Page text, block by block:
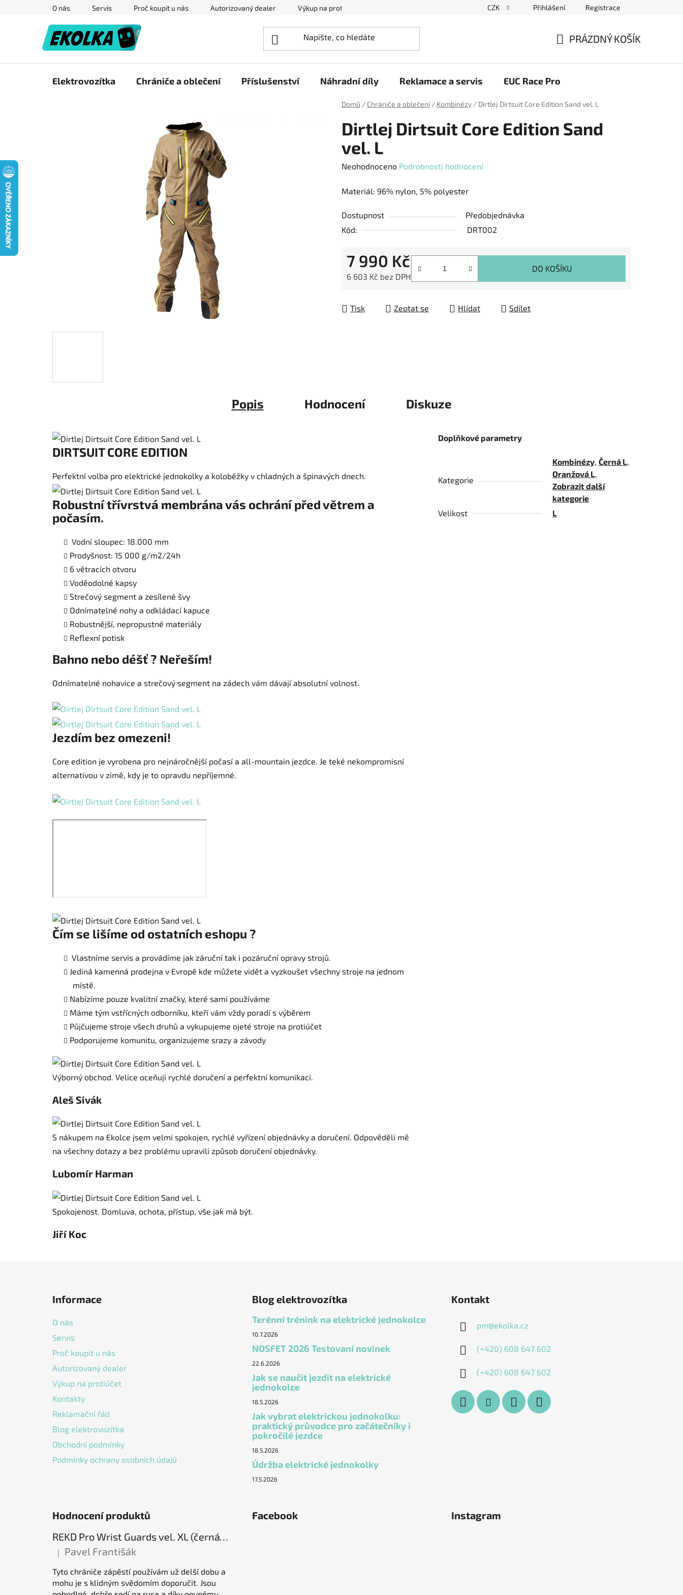
O nás Servis Proč koupit u nás Autorizovaný dealer Výkup na protiúčet Blog elektrovozítka Obchodní podmínky
CZK Přihlášení Registrace
PRÁZDNÝ KOŠÍK
Elektrovozítka Chrániče a oblečení Příslušenství Náhradní díly Reklamace a servis EUC Race Pro
Domů / Chrániče a oblečení / Kombinézy / Dirtlej Dirtsuit Core Edition Sand vel. L
Dirtlej Dirtsuit Core Edition Sand
vel. L
Průměrné
produktu
0,0
z
hvězdiček.
Neohodnoceno Podrobnosti hodnocení
Materiál: 96% nylon, 5% polyester
Dostupnost
Předobjednávka
Kód:
DRT002
7 990 Kč
6 603 Kč bez DPH
DO KOŠÍKU
Tisk Zeptat se Hlídat Sdílet
Popis Hodnocení Diskuze
DIRTSUIT CORE EDITION
Perfektní volba pro elektrické jednokolky a koloběžky v chladných a špinavých dnech.
Robustní třívrstvá membrána vás ochrání před větrem a
počasím.
Vodní sloupec: 18.000 mm
Prodyšnost: 15 000 g/m2/24h
6 větracích otvoru
Voděodolné kapsy
Strečový segment a zesílené švy
Odnímatelné nohy a odkládací kapuce
Robustnější, nepropustné materiály
Reflexní potisk
Bahno nebo déšť ? Neřeším!
Odnímatelné nohavice a strečový segment na zádech vám dávají absolutní volnost.
Jezdím bez omezeni!
Core edition je vyrobena pro nejnáročnější počasí a all-mountain jezdce. Je teké nekompromisní
alternativou v zimě, kdy je to opravdu nepříjemné.
Čím se lišíme od ostatních eshopu ?
Vlastníme servis a provádíme jak záruční tak i pozáruční opravy strojů.
Jediná kamenná prodejna v Evropě kde můžete vidět a vyzkoušet všechny stroje na jednom
místě.
Nabízíme pouze kvalitní značky, které sami používáme
Máme tým vstřícných odborníku, kteří vám vždy poradí s výběrem
Půjčujeme stroje všech druhů a vykupujeme ojeté stroje na protiúčet
Podporujeme komunitu, organizujeme srazy a závody
Výborný obchod. Velice oceňuji rychlé doručení a perfektní komunikaci.
Aleš Sivák
S nákupem na Ekolce jsem velmi spokojen, rychlé vyřízení objednávky a doručení. Odpověděli mě
na všechny dotazy a bez problému upravili způsob doručení objednávky.
Lubomír Harman
Spokojenost. Domluva, ochota, přístup, vše jak má být.
Jiří Koc
Doplňkové parametry
Kategorie
Kombinézy, Černá L,
Oranžová L,
Zobrazit další
kategorie
Velikost
L
Informace
O nás
Servis
Proč koupit u nás
Autorizovaný dealer
Výkup na protiúčet
Kontakty
Reklamační řád
Blog elektrovozítka
Obchodní podmínky
Podmínky ochrany osobních údajů
Blog elektrovozítka
Terénní trénink na elektrické jednokolce
10.7.2026
NOSFET 2026 Testovaní novinek
22.6.2026
Jak se naučit jezdit na elektrické
jednokolce
18.5.2026
Jak vybrat elektrickou jednokolku:
praktický průvodce pro začátečníky i
pokročilé jezdce
18.5.2026
Údržba elektrické jednokolky
17.5.2026
Kontakt
pm@ekolka.cz
(+420) 608 647 602
(+420) 608 647 602
Hodnocení produktů
REKD Pro Wrist Guards vel. XL (černá) chrániče zápěstí
Hodnocení produktu je 5 z 5 hvězdiček.
| Pavel Františák
Tyto chrániče zápěstí používám už delší dobu a
mohu je s klidným svědomím doporučit. Jsou
Facebook Instagram